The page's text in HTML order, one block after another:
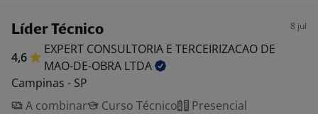
Líder Técnico 8 jul
4,6
EXPERT CONSULTORIA E TERCEIRIZACAO DE
MAO-DE-OBRA LTDA
Campinas - SP
A combinar
Curso Técnico Presencial